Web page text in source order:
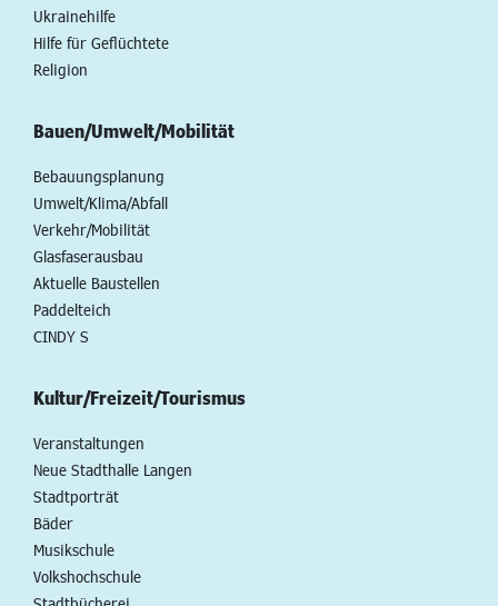
Ukrainehilfe
Hilfe für Geflüchtete
Religion
Bauen/Umwelt/Mobilität
Bebauungsplanung
Umwelt/Klima/Abfall
Verkehr/Mobilität
Glasfaserausbau
Aktuelle Baustellen
Paddelteich
CINDY S
Kultur/Freizeit/Tourismus
Veranstaltungen
Neue Stadthalle Langen
Stadtporträt
Bäder
Musikschule
Volkshochschule